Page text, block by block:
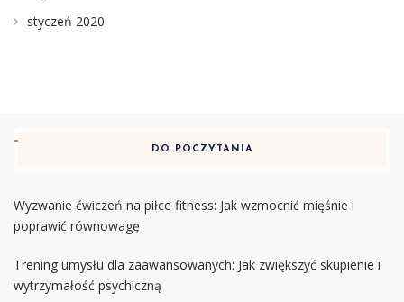
styczeń 2020
DO POCZYTANIA
Wyzwanie ćwiczeń na piłce fitness: Jak wzmocnić mięśnie i
poprawić równowagę
Trening umysłu dla zaawansowanych: Jak zwiększyć skupienie i
wytrzymałość psychiczną